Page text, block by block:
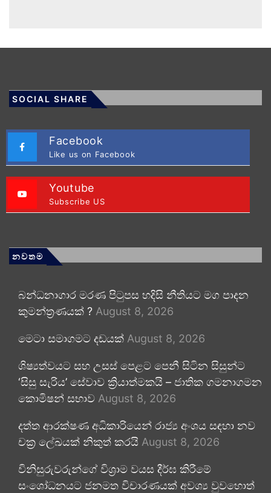
SOCIAL SHARE
Facebook
Like us on Facebook
Youtube
Subscribe US
නවතම
බන්ධනාගාර මරණ පිටුපස හදිසි නීතියට මග පාදන
කුමන්ත්‍රණයක් ? August 8, 2026
මෙටා සමාගමට දඩයක් August 8, 2026
ශිෂ්‍යත්වයට සහ උසස් පෙළට පෙනී සිටින සිසුන්ට
‘සිසු සැරිය’ සේවාව ක්‍රියාත්මකයි – ජාතික ගමනාගමන
කොමිෂන් සභාව August 8, 2026
දත්ත ආරක්ෂණ අධිකාරියෙන් රාජ්‍ය අංශය සඳහා නව
චක්‍ර ලේඛයක් නිකුත් කරයි August 8, 2026
විනිසුරුවරුන්ගේ විශ්‍රාම වයස දීර්ඝ කිරීමේ
සංශෝධනයට ජනමත විචාරණයක් අවශ්‍ය වුවහොත්